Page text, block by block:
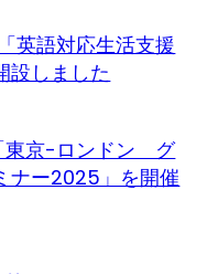
英語対応生活支援
設しました
東京-ロンドン グ
ナー2025」を開催